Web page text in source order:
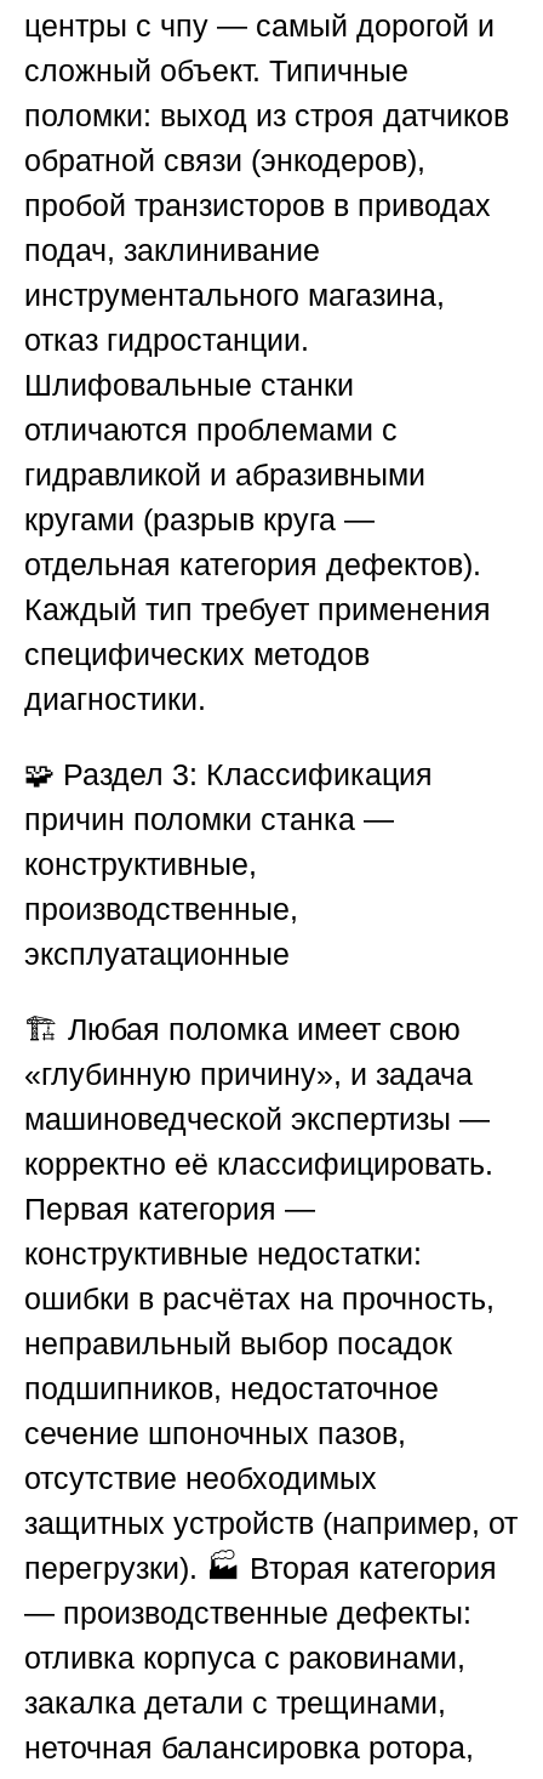
центры с чпу — самый дорогой и
сложный объект. Типичные
поломки: выход из строя датчиков
обратной связи (энкодеров),
пробой транзисторов в приводах
подач, заклинивание
инструментального магазина,
отказ гидростанции.
Шлифовальные станки
отличаются проблемами с
гидравликой и абразивными
кругами (разрыв круга —
отдельная категория дефектов).
Каждый тип требует применения
специфических методов
диагностики.
🧩 Раздел 3: Классификация
причин поломки станка —
конструктивные,
производственные,
эксплуатационные
🏗️ Любая поломка имеет свою
«глубинную причину», и задача
машиноведческой экспертизы —
корректно её классифицировать.
Первая категория —
конструктивные недостатки:
ошибки в расчётах на прочность,
неправильный выбор посадок
подшипников, недостаточное
сечение шпоночных пазов,
отсутствие необходимых
защитных устройств (например, от
перегрузки). 🏭 Вторая категория
— производственные дефекты:
отливка корпуса с раковинами,
закалка детали с трещинами,
неточная балансировка ротора,